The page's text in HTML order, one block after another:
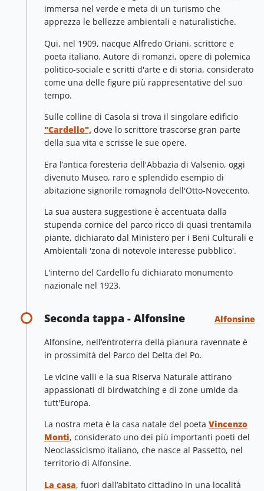
immersa nel verde e meta di un turismo che
apprezza le bellezze ambientali e naturalistiche.
Qui, nel 1909, nacque Alfredo Oriani, scrittore e
poeta italiano. Autore di romanzi, opere di polemica
politico-sociale e scritti d'arte e di storia, considerato
come una delle figure più rappresentative del suo
tempo.
Sulle colline di Casola si trova il singolare edificio
"Cardello", dove lo scrittore trascorse gran parte
della sua vita e scrisse le sue opere.
Era l’antica foresteria dell'Abbazia di Valsenio, oggi
divenuto Museo, raro e splendido esempio di
abitazione signorile romagnola dell'Otto-Novecento.
La sua austera suggestione è accentuata dalla
stupenda cornice del parco ricco di quasi trentamila
piante, dichiarato dal Ministero per i Beni Culturali e
Ambientali 'zona di notevole interesse pubblico'.
L'interno del Cardello fu dichiarato monumento
nazionale nel 1923.
Seconda tappa - Alfonsine Alfonsine
Alfonsine, nell’entroterra della pianura ravennate è
in prossimità del Parco del Delta del Po.
Le vicine valli e la sua Riserva Naturale attirano
appassionati di birdwatching e di zone umide da
tutt'Europa.
La nostra meta è la casa natale del poeta Vincenzo
Monti, considerato uno dei più importanti poeti del
Neoclassicismo italiano, che nasce al Passetto, nel
territorio di Alfonsine.
La casa, fuori dall’abitato cittadino in una località